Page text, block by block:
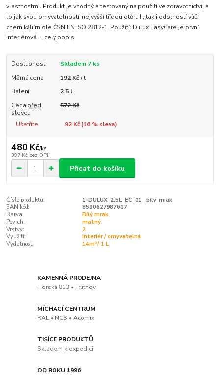
vlastnostmi. Produkt je vhodný a testovaný na použití ve zdravotnictví, a
to jak svou omyvatelností, nejvyšší třídou otěru I., tak i odolností vůči
chemikáliím dle ČSN EN ISO 2812-1. Použití: Dulux EasyCare je první
interiérová ... celý popis
Dostupnost
Skladem 7 ks
Měrná cena
192 Kč / l
Balení
2.5 l
Cena před
slevou
572 Kč
Ušetříte 92 Kč (16% sleva)
480 Kč/ks
397 Kč bez DPH
Přidat do košíku
Číslo produktu:
1-DULUX_2,5L_EC_01_ bily_mrak
EAN kód:
8590627987607
Barva:
Bílý mrak
Povrch:
matný
Vrstvy:
2
Využití:
interiér / omyvatelná
Vydatnost:
14m²/ 1 L
KAMENNÁ PRODEJNA
Horská 813 • Trutnov
MÍCHACÍ CENTRUM
RAL • NCS • Acomix
TISÍCE PRODUKTŮ
Skladem k expedici
OD ROKU 1996